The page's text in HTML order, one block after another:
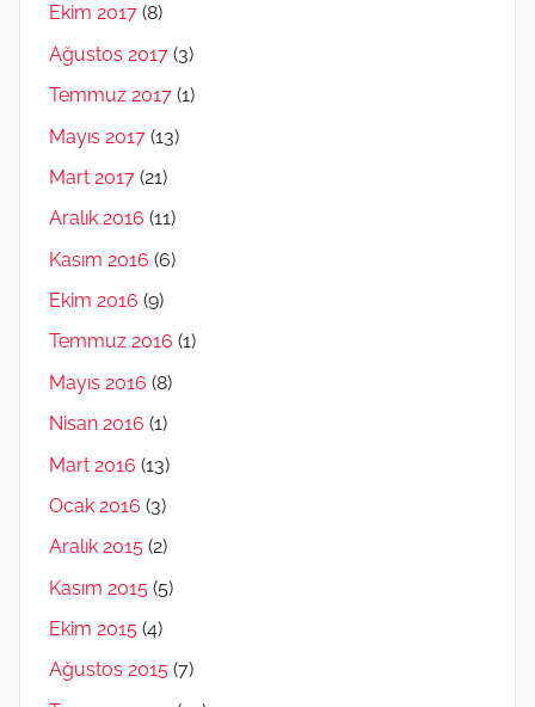
Ekim 2017 (8)
Ağustos 2017 (3)
Temmuz 2017 (1)
Mayıs 2017 (13)
Mart 2017 (21)
Aralık 2016 (11)
Kasım 2016 (6)
Ekim 2016 (9)
Temmuz 2016 (1)
Mayıs 2016 (8)
Nisan 2016 (1)
Mart 2016 (13)
Ocak 2016 (3)
Aralık 2015 (2)
Kasım 2015 (5)
Ekim 2015 (4)
Ağustos 2015 (7)